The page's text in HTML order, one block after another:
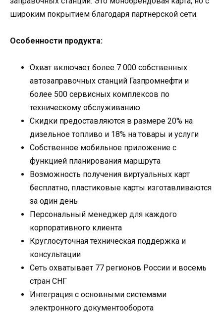
широким покрытием благодаря партнерской сети.
Особенности продукта:
Охват включает более 7 000 собственных
автозаправочных станций Газпромнефти и
более 500 сервисных комплексов по
техническому обслуживанию
Скидки предоставляются в размере 20% на
дизельное топливо и 18% на товары и услуги
Собственное мобильное приложение с
функцией планирования маршрута
Возможность получения виртуальных карт
бесплатно, пластиковые карты изготавливаются
за один день
Персональный менеджер для каждого
корпоративного клиента
Круглосуточная техническая поддержка и
консультации
Сеть охватывает 77 регионов России и восемь
стран СНГ
Интеграция с основными системами
электронного документооборота